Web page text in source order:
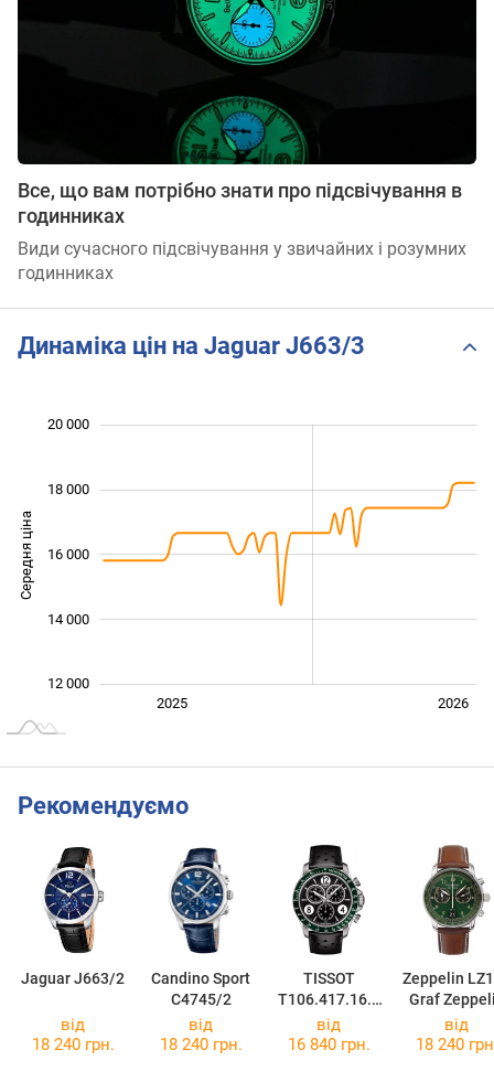
Все, що вам потрібно знати про підсвічування в
годинниках
Види сучасного підсвічування у звичайних і розумних
годинниках
Динаміка цін на Jaguar J663/3
Середня ціна 12 000
12 000
14 000
16 000
18 000
20 000
2026
2025
Рекомендуємо
Jaguar J663/2
Candino Sport
C4745/2
TISSOT
T106.417.16.0
57.00
Zeppelin
Graf
8684-4
від
18 240 грн.
від
18 240 грн.
від
16 840 грн.
від
18 240